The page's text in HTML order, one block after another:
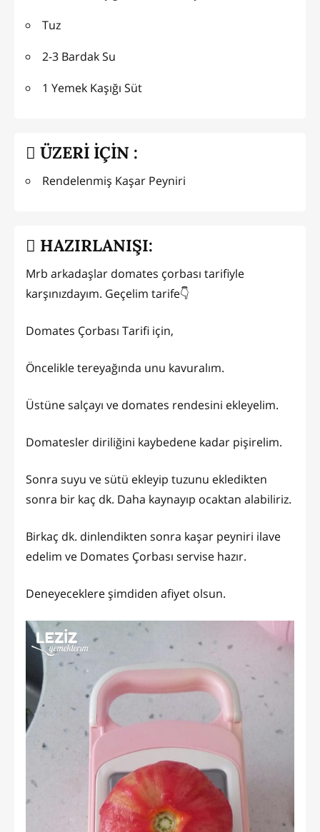
Tuz
2-3 Bardak Su
1 Yemek Kaşığı Süt
ÜZERİ İÇİN :
Rendelenmiş Kaşar Peyniri
HAZIRLANIŞI:
Mrb arkadaşlar domates çorbası tarifiyle
karşınızdayım. Geçelim tarife👇
Domates Çorbası Tarifi için,
Öncelikle tereyağında unu kavuralım.
Üstüne salçayı ve domates rendesini ekleyelim.
Domatesler diriliğini kaybedene kadar pişirelim.
Sonra suyu ve sütü ekleyip tuzunu ekledikten
sonra bir kaç dk. Daha kaynayıp ocaktan alabiliriz.
Birkaç dk. dinlendikten sonra kaşar peyniri ilave
edelim ve Domates Çorbası servise hazır.
Deneyeceklere şimdiden afiyet olsun.